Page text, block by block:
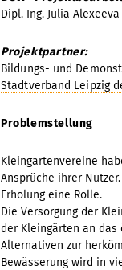
Dipl. Ing. Julia
Projektpartner:
Bildungs- und
Stadtverband Leipzig
Problemstellung
Kleingartenvereine
Ansprüche ihrer
Erholung eine Rolle.
Die Versorgung der
der Kleingärten an
Alternativen zur
Bewässerung wird in